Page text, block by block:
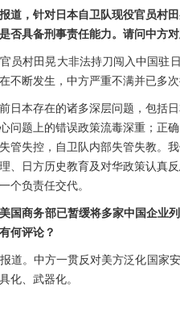
道，针对日本自卫队现役官员
否具备刑事责任能力。请问中方
员村田晃大非法持刀闯入中国驻
不断发生，中方严重不满并已多
日本存在的诸多深层问题，包括
问题上的错误政策流毒深重；正
管失控，自卫队内部失管失教。
、日方历史教育及对华政策认真
个负责任交代。
国商务部已暂缓将多家中国企业
何评论？
道。中方一贯反对美方泛化国家
化、武器化。